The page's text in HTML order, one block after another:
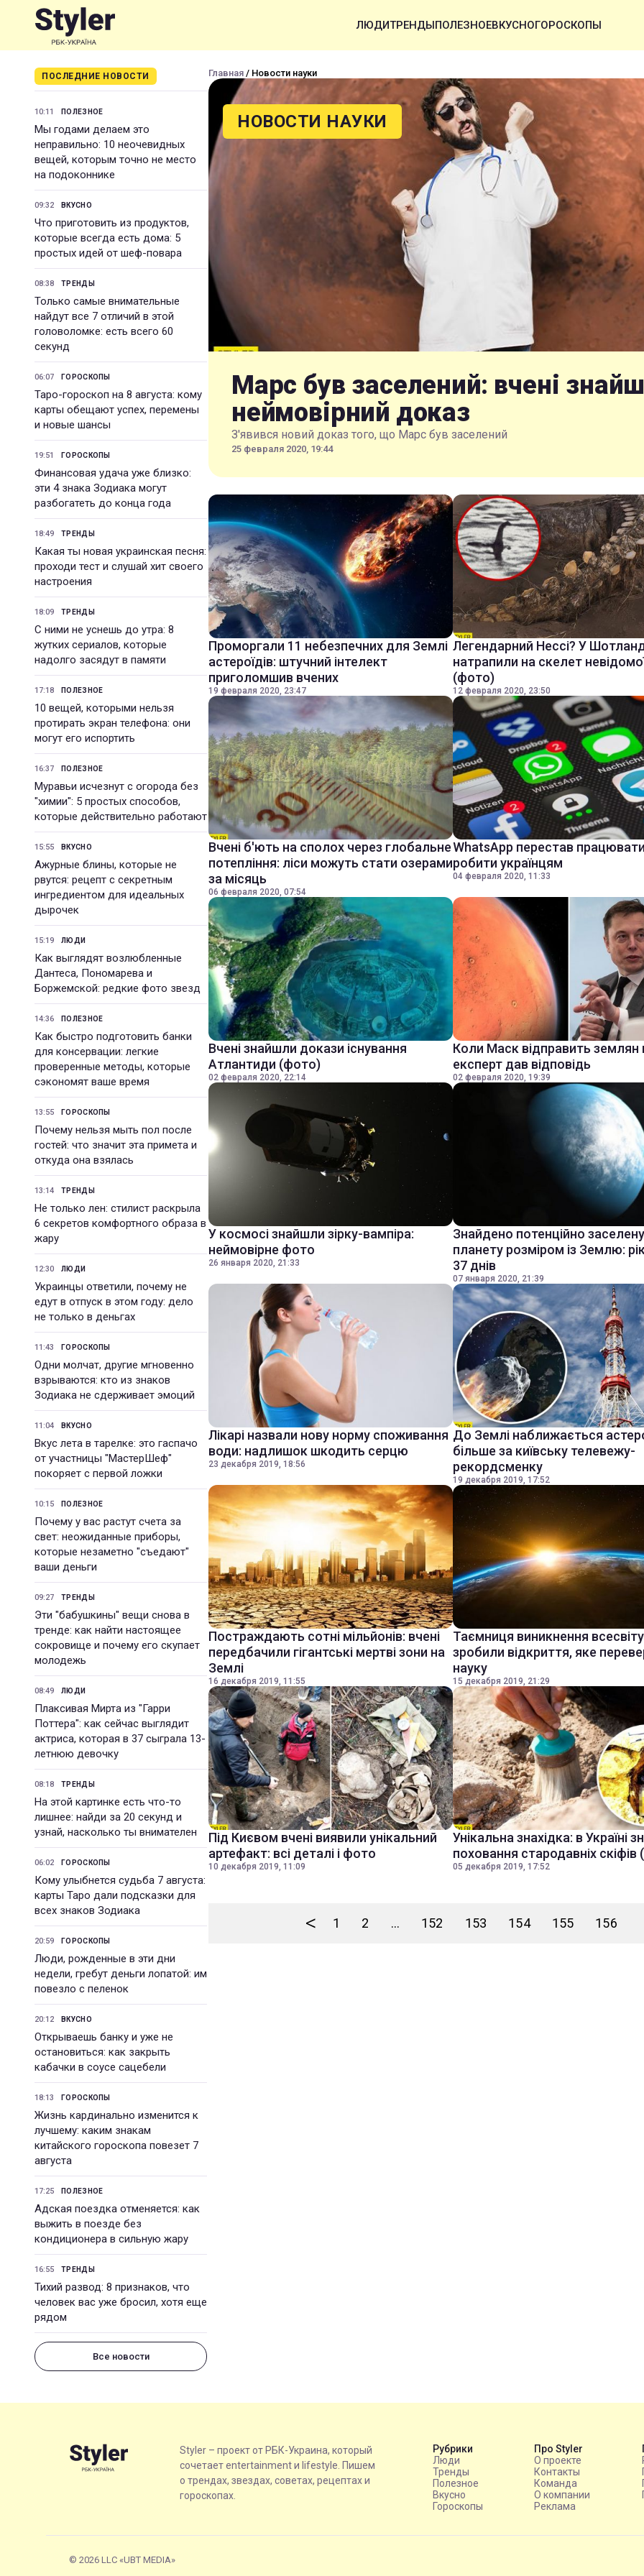
ЛЮДИТРЕНДЫПОЛЕЗНОЕВКУСНОГОРОСКОПЫ
ПОСЛЕДНИЕ НОВОСТИ
10:11 ПОЛЕЗНОЕ
Мы годами делаем это
неправильно: 10 неочевидных
вещей, которым точно не место
на подоконнике
09:32 ВКУСНО
Что приготовить из продуктов,
которые всегда есть дома: 5
простых идей от шеф-повара
08:38 ТРЕНДЫ
Только самые внимательные
найдут все 7 отличий в этой
головоломке: есть всего 60
секунд
06:07 ГОРОСКОПЫ
Таро-гороскоп на 8 августа: кому
карты обещают успех, перемены
и новые шансы
19:51 ГОРОСКОПЫ
Финансовая удача уже близко:
эти 4 знака Зодиака могут
разбогатеть до конца года
18:49 ТРЕНДЫ
Какая ты новая украинская песня:
проходи тест и слушай хит своего
настроения
18:09 ТРЕНДЫ
С ними не уснешь до утра: 8
жутких сериалов, которые
надолго засядут в памяти
17:18 ПОЛЕЗНОЕ
10 вещей, которыми нельзя
протирать экран телефона: они
могут его испортить
16:37 ПОЛЕЗНОЕ
Муравьи исчезнут с огорода без
"химии": 5 простых способов,
которые действительно работают
15:55 ВКУСНО
Ажурные блины, которые не
рвутся: рецепт с секретным
ингредиентом для идеальных
дырочек
15:19 ЛЮДИ
Как выглядят возлюбленные
Дантеса, Пономарева и
Боржемской: редкие фото звезд
14:36 ПОЛЕЗНОЕ
Как быстро подготовить банки
для консервации: легкие
проверенные методы, которые
сэкономят ваше время
13:55 ГОРОСКОПЫ
Почему нельзя мыть пол после
гостей: что значит эта примета и
откуда она взялась
13:14 ТРЕНДЫ
Не только лен: стилист раскрыла
6 секретов комфортного образа в
жару
12:30 ЛЮДИ
Украинцы ответили, почему не
едут в отпуск в этом году: дело
не только в деньгах
11:43 ГОРОСКОПЫ
Одни молчат, другие мгновенно
взрываются: кто из знаков
Зодиака не сдерживает эмоций
11:04 ВКУСНО
Вкус лета в тарелке: это гаспачо
от участницы "МастерШеф"
покоряет с первой ложки
10:15 ПОЛЕЗНОЕ
Почему у вас растут счета за
свет: неожиданные приборы,
которые незаметно "съедают"
ваши деньги
09:27 ТРЕНДЫ
Эти "бабушкины" вещи снова в
тренде: как найти настоящее
сокровище и почему его скупает
молодежь
08:49 ЛЮДИ
Плаксивая Мирта из "Гарри
Поттера": как сейчас выглядит
актриса, которая в 37 сыграла 13-
летнюю девочку
08:18 ТРЕНДЫ
На этой картинке есть что-то
лишнее: найди за 20 секунд и
узнай, насколько ты внимателен
06:02 ГОРОСКОПЫ
Кому улыбнется судьба 7 августа:
карты Таро дали подсказки для
всех знаков Зодиака
20:59 ГОРОСКОПЫ
Люди, рожденные в эти дни
недели, гребут деньги лопатой: им
повезло с пеленок
20:12 ВКУСНО
Открываешь банку и уже не
остановиться: как закрыть
кабачки в соусе сацебели
18:13 ГОРОСКОПЫ
Жизнь кардинально изменится к
лучшему: каким знакам
китайского гороскопа повезет 7
августа
17:25 ПОЛЕЗНОЕ
Адская поездка отменяется: как
выжить в поезде без
кондиционера в сильную жару
16:55 ТРЕНДЫ
Тихий развод: 8 признаков, что
человек вас уже бросил, хотя еще
рядом
Все новости
Главная / Новости науки
НОВОСТИ НАУКИ
Марс був заселений: вчені
неймовірний доказ
З'явився новий доказ того, що Марс був заселений
25 февраля 2020, 19:44
Проморгали 11 небезпечних для Землі
астероїдів: штучний інтелект
приголомшив вчених
19 февраля 2020, 23:47
Легендарний Нессі? У
натрапили на скелет
(фото)
12 февраля 2020, 23:50
Вчені б'ють на сполох через глобальне
потепління: ліси можуть стати озерами
за місяць
06 февраля 2020, 07:54
WhatsApp перестав
робити українцям
04 февраля 2020, 11:33
Вчені знайшли докази існування
Атлантиди (фото)
02 февраля 2020, 22:14
Коли Маск відправить землян
експерт дав відповідь
02 февраля 2020, 19:39
У космосі знайшли зірку-вампіра:
неймовірне фото
26 января 2020, 21:33
Знайдено потенційно заселену
планету розміром із Землю:
37 днів
07 января 2020, 21:39
Лікарі назвали нову норму споживання
води: надлишок шкодить серцю
23 декабря 2019, 18:56
До Землі наближається
більше за київську телевежу-
рекордсменку
19 декабря 2019, 17:52
Постраждають сотні мільйонів: вчені
передбачили гігантські мертві зони на
Землі
16 декабря 2019, 11:55
Таємниця виникнення
зробили відкриття, яке
науку
15 декабря 2019, 21:29
Під Києвом вчені виявили унікальний
артефакт: всі деталі і фото
10 декабря 2019, 11:09
Унікальна знахідка: в Україні
поховання стародавніх
05 декабря 2019, 17:52
< 1 2 ... 152 153 154 155 156
Styler – проект от РБК-Украина, который
сочетает entertainment и lifestyle. Пишем
о трендах, звездах, советах, рецептах и
гороскопах.
Рубрики
Люди
Тренды
Полезное
Вкусно
Гороскопы
Про Styler
О проекте
Контакты
Команда
О компании
Реклама
© 2026 LLC «UBT MEDIA»